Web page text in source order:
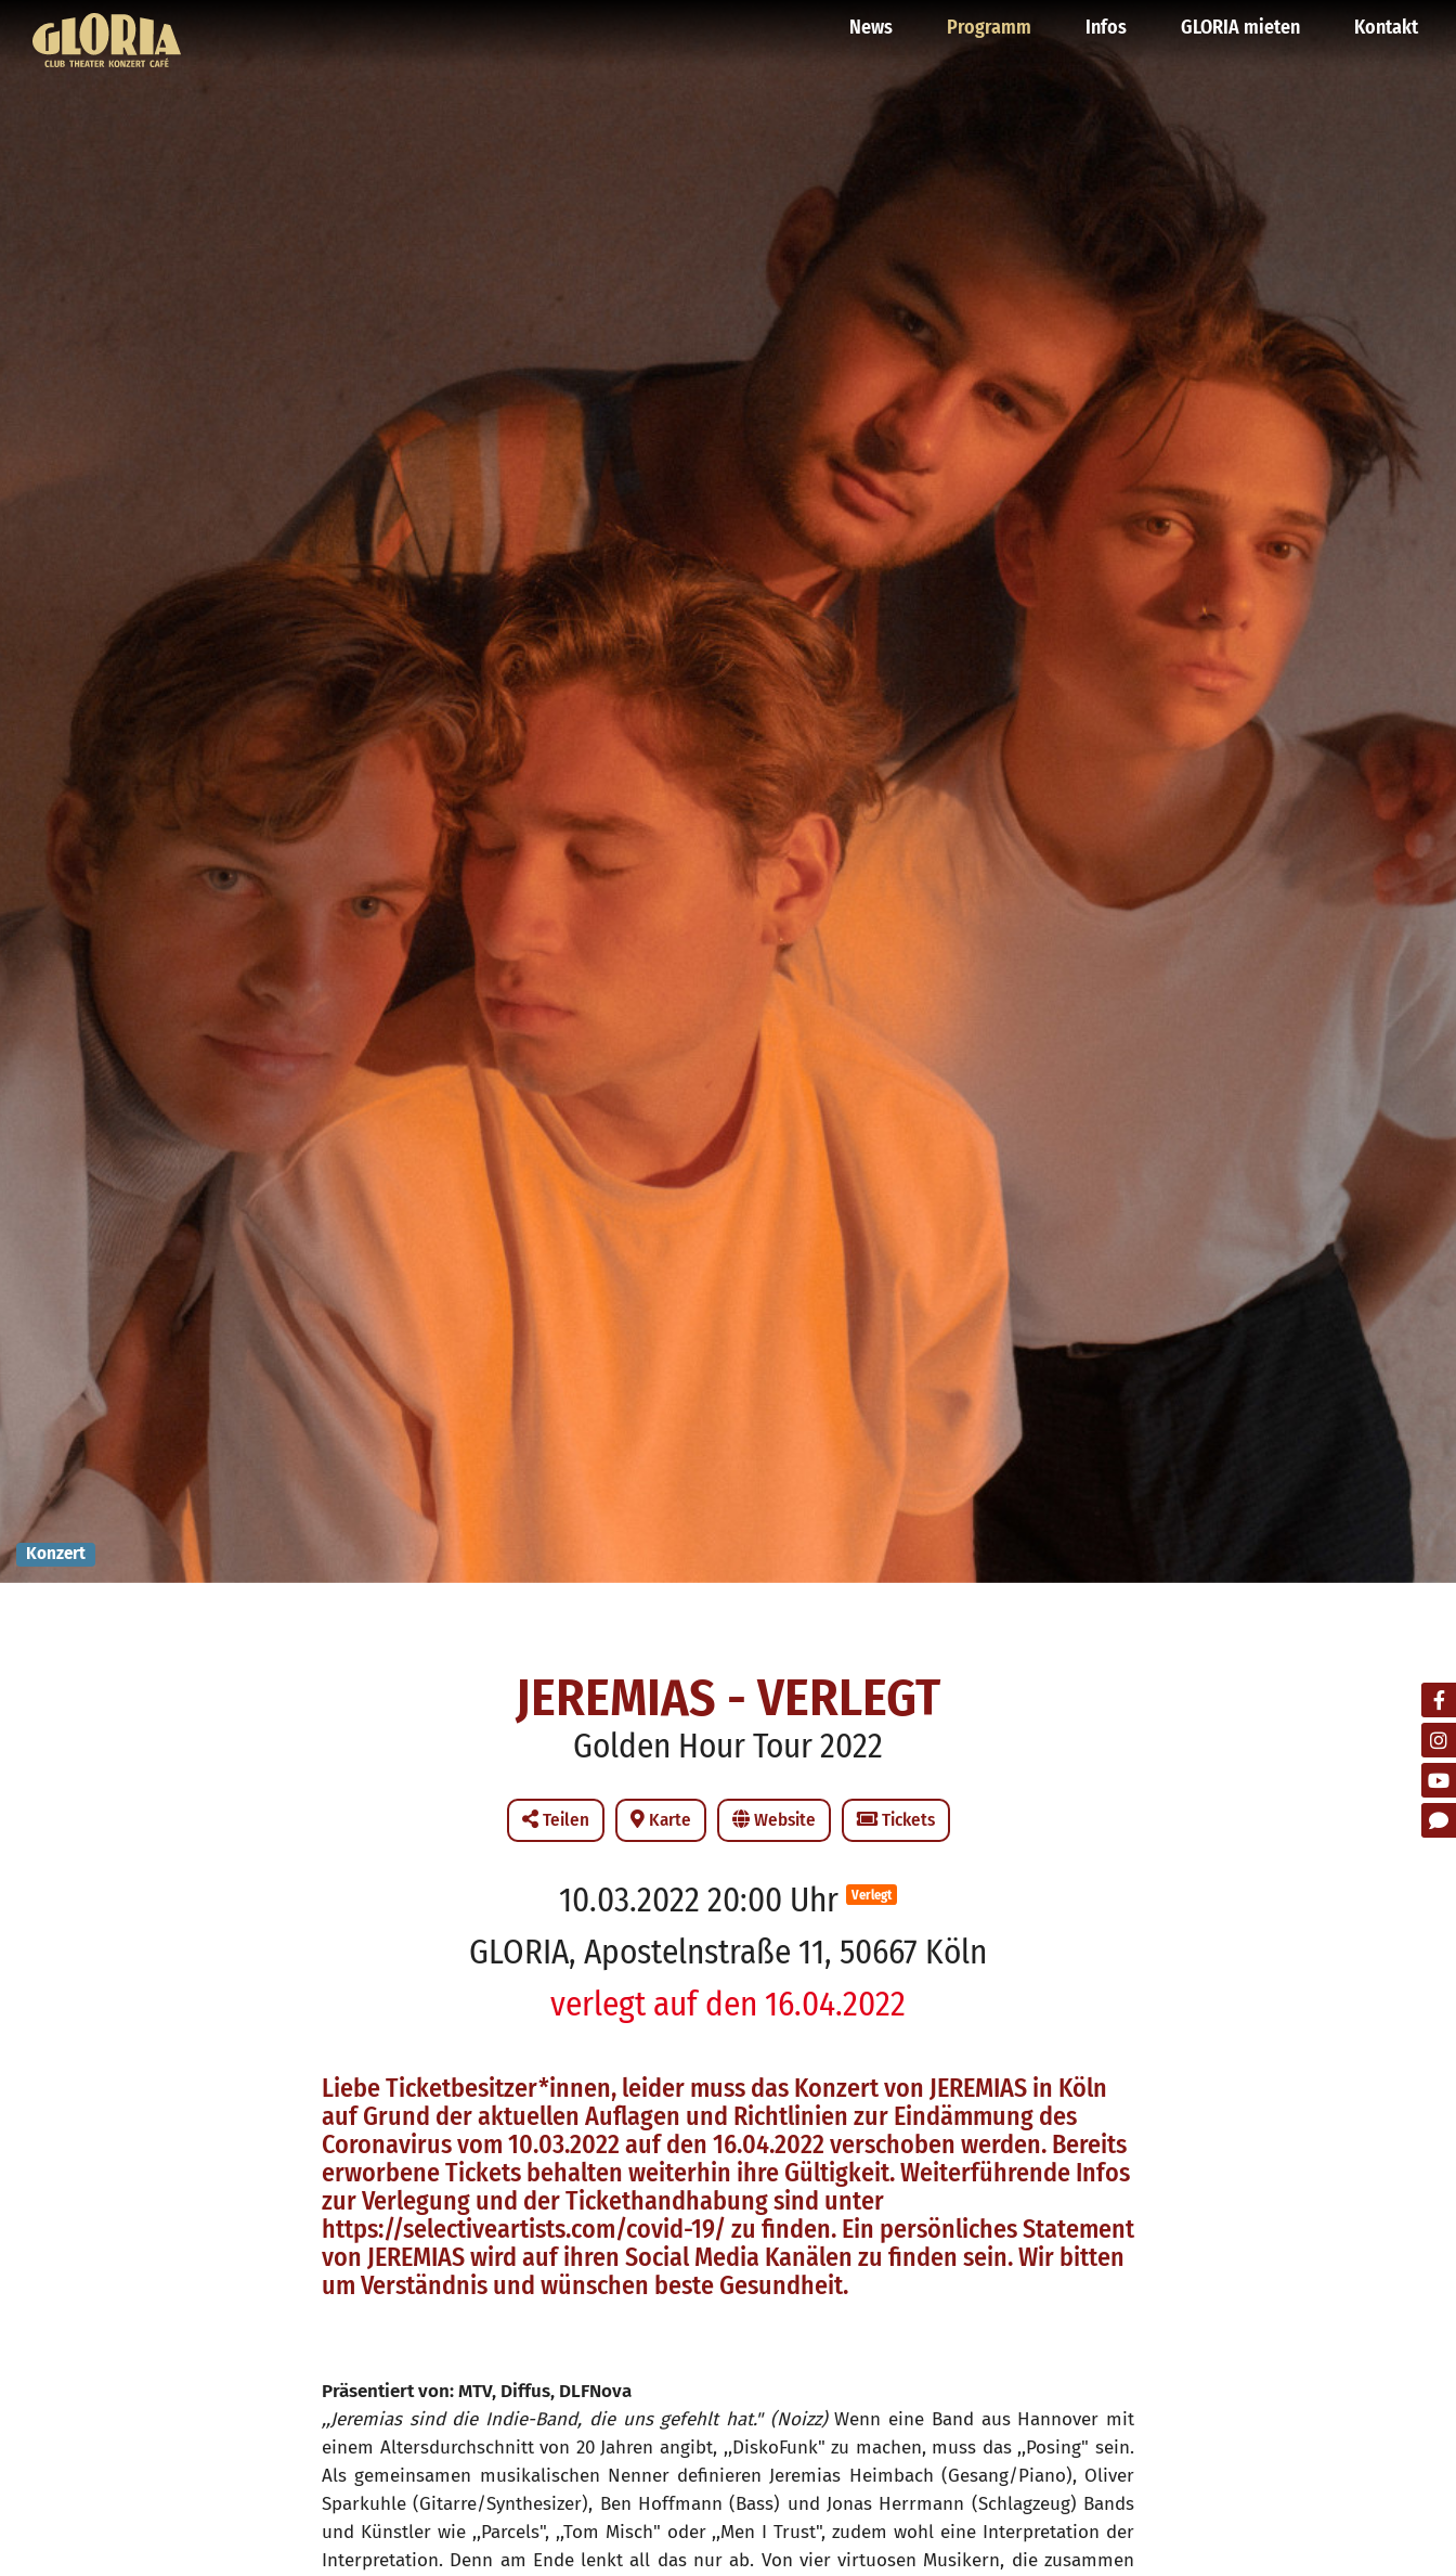
News Programm Infos GLORIA mieten Kontakt
Konzert
JEREMIAS - VERLEGT
Golden Hour Tour 2022
Teilen Karte Website Tickets
10.03.2022 20:00 Uhr Verlegt
GLORIA, Apostelnstraße 11, 50667 Köln
verlegt auf den 16.04.2022
Liebe Ticketbesitzer*innen, leider muss das Konzert von JEREMIAS in Köln
auf Grund der aktuellen Auflagen und Richtlinien zur Eindämmung des
Coronavirus vom 10.03.2022 auf den 16.04.2022 verschoben werden. Bereits
erworbene Tickets behalten weiterhin ihre Gültigkeit. Weiterführende Infos
zur Verlegung und der Tickethandhabung sind unter
https://selectiveartists.com/covid-19/ zu finden. Ein persönliches Statement
von JEREMIAS wird auf ihren Social Media Kanälen zu finden sein. Wir bitten
um Verständnis und wünschen beste Gesundheit.
Präsentiert von: MTV, Diffus, DLFNova
,,Jeremias sind die Indie-Band, die uns gefehlt hat." (Noizz)Wenn eine Band aus Hannover mit
einem Altersdurchschnitt von 20 Jahren angibt, ,,DiskoFunk" zu machen, muss das ,,Posing" sein.
Als gemeinsamen musikalischen Nenner definieren Jeremias Heimbach (Gesang/Piano), Oliver
Sparkuhle (Gitarre/Synthesizer), Ben Hoffmann (Bass) und Jonas Herrmann (Schlagzeug) Bands
und Künstler wie ,,Parcels", ,,Tom Misch" oder ,,Men I Trust", zudem wohl eine Interpretation der
Interpretation. Denn am Ende lenkt all das nur ab. Von vier virtuosen Musikern, die zusammen